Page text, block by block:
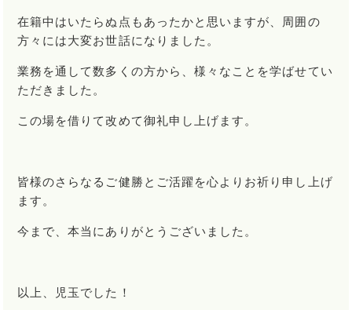
在籍中はいたらぬ点もあったかと思いますが、周囲の
方々には大変お世話になりました。
業務を通して数多くの方から、様々なことを学ばせてい
ただきました。
この場を借りて改めて御礼申し上げます。
皆様のさらなるご健勝とご活躍を心よりお祈り申し上げ
ます。
今まで、本当にありがとうございました。
以上、児玉でした！